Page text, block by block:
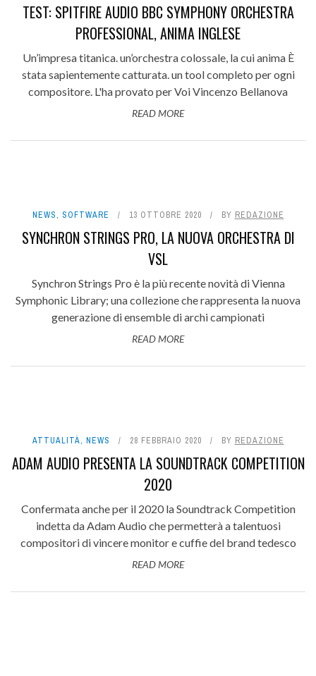
TEST: SPITFIRE AUDIO BBC SYMPHONY ORCHESTRA
PROFESSIONAL, ANIMA INGLESE
Un’impresa titanica. un’orchestra colossale, la cui anima È
stata sapientemente catturata. un tool completo per ogni
compositore. L'ha provato per Voi Vincenzo Bellanova
READ MORE
NEWS, SOFTWARE 13 OTTOBRE 2020 BY REDAZIONE
SYNCHRON STRINGS PRO, LA NUOVA ORCHESTRA DI
VSL
Synchron Strings Pro è la più recente novità di Vienna
Symphonic Library; una collezione che rappresenta la nuova
generazione di ensemble di archi campionati
READ MORE
ATTUALITÀ, NEWS 28 FEBBRAIO 2020 BY REDAZIONE
ADAM AUDIO PRESENTA LA SOUNDTRACK COMPETITION
2020
Confermata anche per il 2020 la Soundtrack Competition
indetta da Adam Audio che permetterà a talentuosi
compositori di vincere monitor e cuffie del brand tedesco
READ MORE